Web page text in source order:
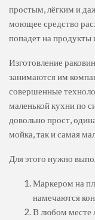
простым, лёгким и
моющее средство
попадет на продукты
Изготовление
занимаются им
совершенные
маленькой кухни по
довольно прост,
мойка, так и самая
Для этого нужно
Маркером на
намечаются
В любом месте